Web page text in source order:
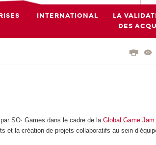
INTERNATIONAL
LA
DES
SO· Games dans le cadre de laGlobal Game Jam
et la création de projets collaboratifs au sein